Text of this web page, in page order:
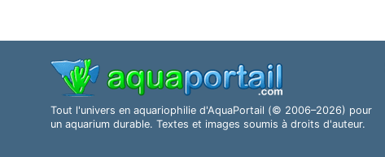
Tout l'univers en aquariophilie d'AquaPortail (© 2006–2026) pour
un aquarium durable. Textes et images soumis à droits d'auteur.